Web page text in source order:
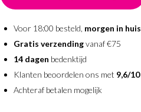
Voor 18:00 besteld, morgen in huis
Gratis verzendingvanaf €75
14 dagen bedenktijd
Klanten beoordelen ons met 9,6/10
Achteraf betalen mogelijk